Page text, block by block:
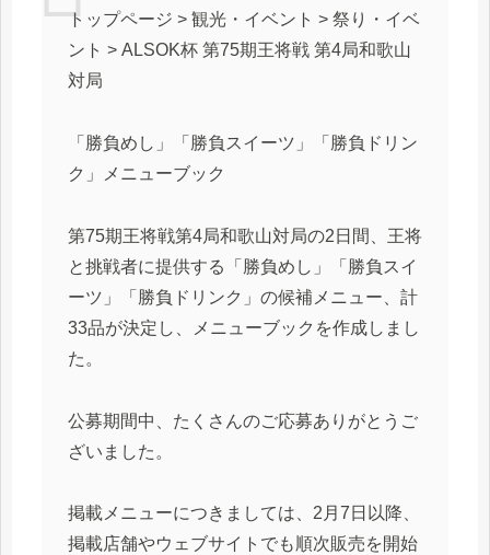
トップページ > 観光・イベント > 祭り・イベ
ント > ALSOK杯 第75期王将戦 第4局和歌山
対局
「勝負めし」「勝負スイーツ」「勝負ドリン
ク」メニューブック
第75期王将戦第4局和歌山対局の2日間、王将
と挑戦者に提供する「勝負めし」「勝負スイ
ーツ」「勝負ドリンク」の候補メニュー、計
33品が決定し、メニューブックを作成しまし
た。
公募期間中、たくさんのご応募ありがとうご
ざいました。
掲載メニューにつきましては、2月7日以降、
掲載店舗やウェブサイトでも順次販売を開始